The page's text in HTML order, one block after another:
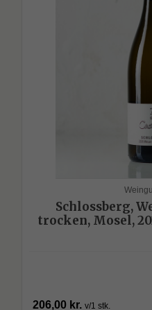
Schlossberg,
trocken, Mosel,
206,00 kr. v/1 stk.